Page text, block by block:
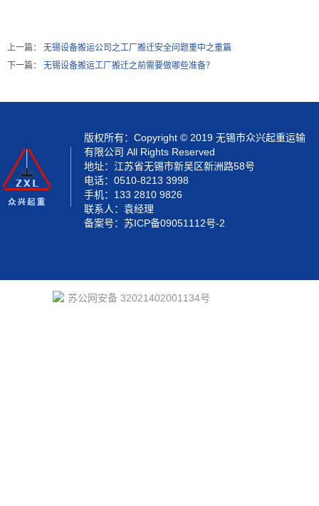
上一篇：
无锡设备搬运公司之工厂搬迁安全问题重中之重篇
下一篇：
无锡设备搬运工厂搬迁之前需要做哪些准备？
版权所有：Copyright © 2019 无锡市众兴起重运输
有限公司 All Rights Reserved
地址：江苏省无锡市新吴区新洲路58号
电话：0510-8213 3998
手机：133 2810 9826
联系人：袁经理
备案号： 苏ICP备09051112号-2
苏公网安备 32021402001134号